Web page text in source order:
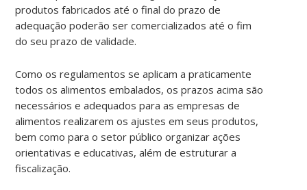
produtos fabricados até o final do prazo de
adequação poderão ser comercializados até o fim
do seu prazo de validade.
Como os regulamentos se aplicam a praticamente
todos os alimentos embalados, os prazos acima são
necessários e adequados para as empresas de
alimentos realizarem os ajustes em seus produtos,
bem como para o setor público organizar ações
orientativas e educativas, além de estruturar a
fiscalização.